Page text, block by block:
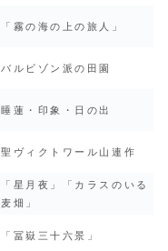
「霧の海の上の旅人」
バルビゾン派の田園
睡蓮・印象・日の出
聖ヴィクトワール山連作
「星月夜」「カラスのいる
麦畑」
「冨嶽三十六景」